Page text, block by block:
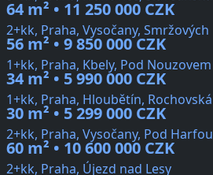
64 m² • 11 250 000 CZK
2+kk, Praha, Vysočany, Smržových
56 m² • 9 850 000 CZK
1+kk, Praha, Kbely, Pod Nouzovem
34 m² • 5 990 000 CZK
1+kk, Praha, Hloubětín, Rochovská
30 m² • 5 299 000 CZK
2+kk, Praha, Vysočany, Pod Harfou
60 m² • 10 600 000 CZK
2+kk, Praha, Újezd nad Lesy